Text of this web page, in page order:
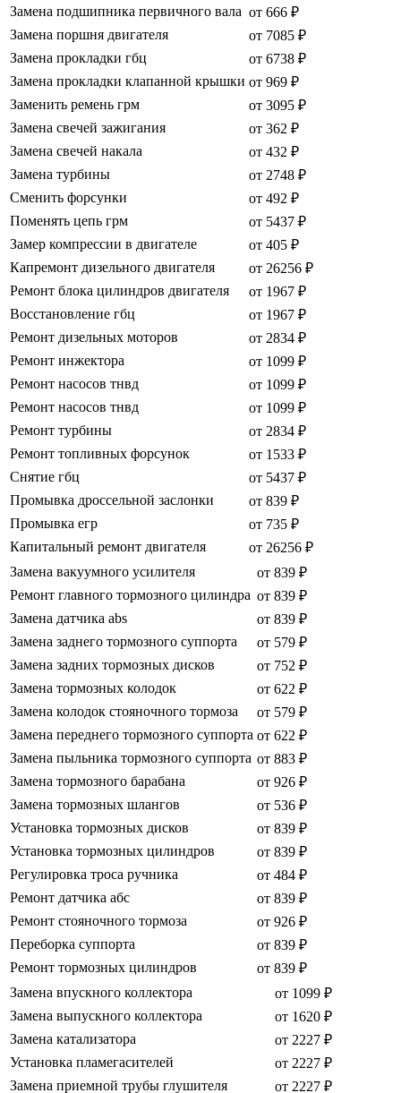
Замена подшипника первичного вала от 666 ₽
Замена поршня двигателя
от 7085 ₽
Замена прокладки гбц
от 6738 ₽
Замена прокладки клапанной крышки от 969 ₽
Заменить ремень грм
от 3095 ₽
Замена свечей зажигания
от 362 ₽
Замена свечей накала
от 432 ₽
Замена турбины
от 2748 ₽
Сменить форсунки
от 492 ₽
Поменять цепь грм
от 5437 ₽
Замер компрессии в двигателе
от 405 ₽
Капремонт дизельного двигателя
от 26256 ₽
Ремонт блока цилиндров двигателя
от 1967 ₽
Восстановление гбц
от 1967 ₽
Ремонт дизельных моторов
от 2834 ₽
Ремонт инжектора
от 1099 ₽
Ремонт насосов тнвд
от 1099 ₽
Ремонт насосов тнвд
от 1099 ₽
Ремонт турбины
от 2834 ₽
Ремонт топливных форсунок
от 1533 ₽
Снятие гбц
от 5437 ₽
Промывка дроссельной заслонки
от 839 ₽
Промывка егр
от 735 ₽
Капитальный ремонт двигателя
от 26256 ₽
Замена вакуумного усилителя
от 839 ₽
Ремонт главного тормозного цилиндра от 839 ₽
Замена датчика abs
от 839 ₽
Замена заднего тормозного суппорта
от 579 ₽
Замена задних тормозных дисков
от 752 ₽
Замена тормозных колодок
от 622 ₽
Замена колодок стояночного тормоза
от 579 ₽
Замена переднего тормозного суппорта от 622 ₽
Замена пыльника тормозного суппорта от 883 ₽
Замена тормозного барабана
от 926 ₽
Замена тормозных шлангов
от 536 ₽
Установка тормозных дисков
от 839 ₽
Установка тормозных цилиндров
от 839 ₽
Регулировка троса ручника
от 484 ₽
Ремонт датчика абс
от 839 ₽
Ремонт стояночного тормоза
от 926 ₽
Переборка суппорта
от 839 ₽
Ремонт тормозных цилиндров
от 839 ₽
Замена впускного коллектора
от 1099 ₽
Замена выпускного коллектора
от 1620 ₽
Замена катализатора
от 2227 ₽
Установка пламегасителей
от 2227 ₽
Замена приемной трубы глушителя
от 2227 ₽